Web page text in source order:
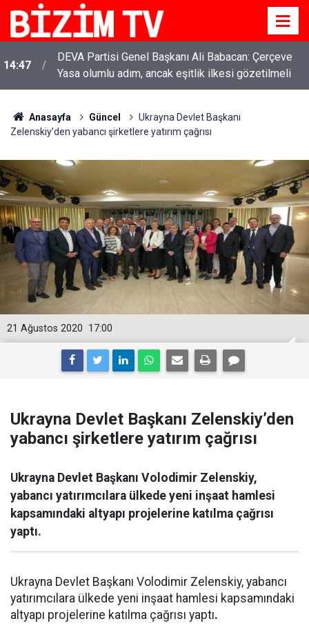
14:47
DEVA Partisi Genel Başkanı Ali Babacan: Çerçeve
Yasa olumlu adım, ancak eşitlik ilkesi gözetilmeli
Anasayfa Güncel
Ukrayna Devlet Başkanı
Zelenskiy’den yabancı şirketlere yatırım çağrısı
17:00
21 Ağustos 2020
Ukrayna Devlet Başkanı Zelenskiy’den
yabancı şirketlere yatırım çağrısı
Ukrayna Devlet Başkanı Volodimir Zelenskiy,
yabancı yatırımcılara ülkede yeni inşaat hamlesi
kapsamındaki altyapı projelerine katılma çağrısı
yaptı.
Ukrayna Devlet Başkanı Volodimir Zelenskiy, yabancı
yatırımcılara ülkede yeni inşaat hamlesi kapsamındaki
altyapı projelerine katılma çağrısı yaptı.